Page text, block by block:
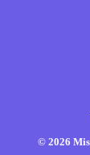
© 2026